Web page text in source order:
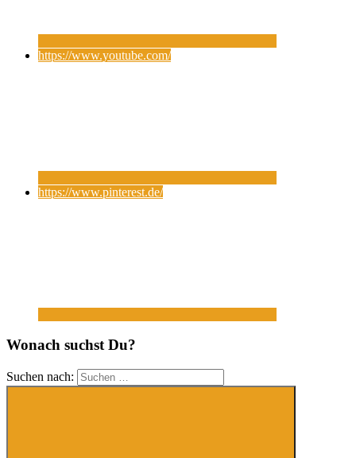
https://www.youtube.com/
https://www.pinterest.de/
Wonach suchst Du?
Suchen nach: